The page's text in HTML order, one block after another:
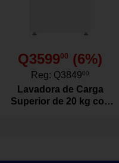
Q359900 (6%)
Reg: Q384900
Lavadora de Carga
Superior de 20 kg con